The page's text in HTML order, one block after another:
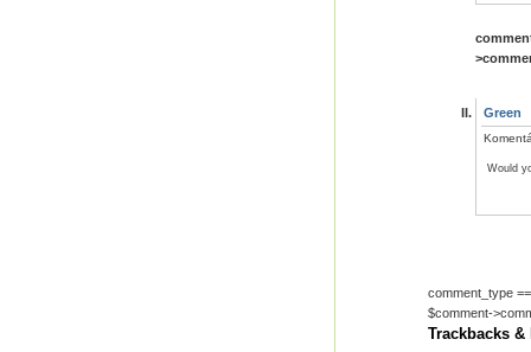
Green
Would
comment_type
$comment-
Trackbacks